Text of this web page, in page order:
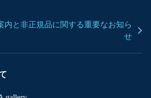
内と非正規品に関する重要なお知ら
せ